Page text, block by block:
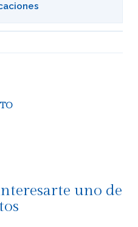
uno de